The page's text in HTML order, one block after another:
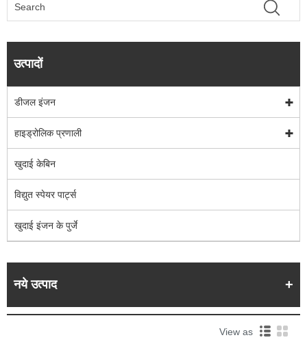
उत्पादों
डीजल इंजन
हाइड्रोलिक प्रणाली
खुदाई केबिन
विद्युत स्पेयर पार्ट्स
खुदाई इंजन के पुर्जे
नये उत्पाद
View as